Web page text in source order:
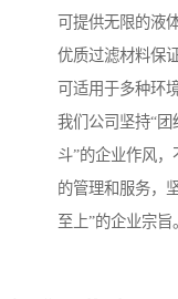
可提供无限的液
优质过滤材料保
可适用于多种环
我们公司坚持“
斗”的企业作风
的管理和服务，
至上”的企业宗旨。